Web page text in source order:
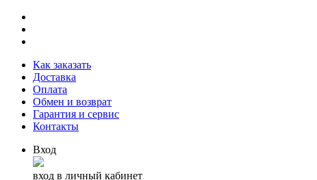
Как заказать
Доставка
Оплата
Обмен и возврат
Гарантия и сервис
Контакты
Вход
вход в личный кабинет